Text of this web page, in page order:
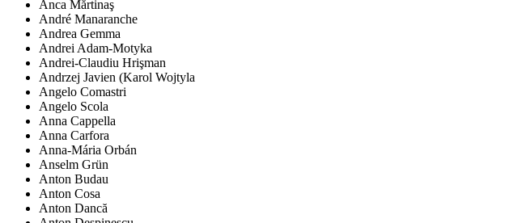
Anca Mărtinaş
André Manaranche
Andrea Gemma
Andrei Adam-Motyka
Andrei-Claudiu Hrişman
Andrzej Javien (Karol Wojtyla
Angelo Comastri
Angelo Scola
Anna Cappella
Anna Carfora
Anna-Mária Orbán
Anselm Grün
Anton Budau
Anton Cosa
Anton Dancă